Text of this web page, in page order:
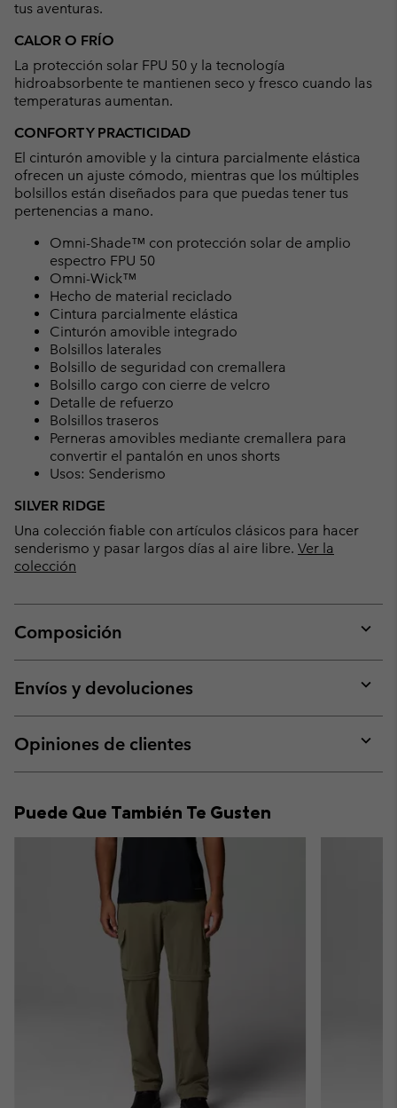
tus aventuras.
CALOR O FRÍO
La protección solar FPU 50 y la tecnología
hidroabsorbente te mantienen seco y fresco cuando las
temperaturas aumentan.
CONFORT Y PRACTICIDAD
El cinturón amovible y la cintura parcialmente elástica
ofrecen un ajuste cómodo, mientras que los múltiples
bolsillos están diseñados para que puedas tener tus
pertenencias a mano.
Omni-Shade™ con protección solar de amplio
espectro FPU 50
Omni-Wick™
Hecho de material reciclado
Cintura parcialmente elástica
Cinturón amovible integrado
Bolsillos laterales
Bolsillo de seguridad con cremallera
Bolsillo cargo con cierre de velcro
Detalle de refuerzo
Bolsillos traseros
Perneras amovibles mediante cremallera para
convertir el pantalón en unos shorts
Usos: Senderismo
SILVER RIDGE
Una colección fiable con artículos clásicos para hacer
senderismo y pasar largos días al aire libre. Ver la
colección
Composición
or
Envíos y devoluciones
or
Opiniones de clientes
or
Puede Que También Te Gusten